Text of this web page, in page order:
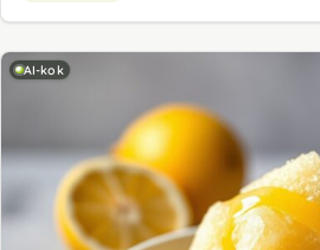
AI-kok